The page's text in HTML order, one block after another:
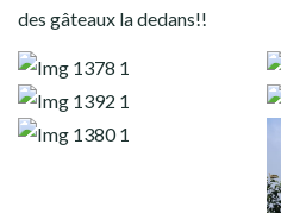
des gâteaux la dedans!!